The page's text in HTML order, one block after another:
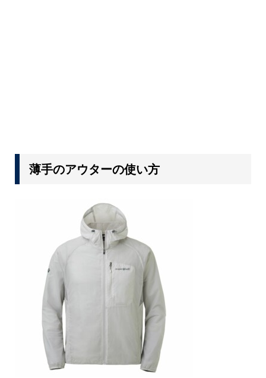
薄手のアウターの使い方